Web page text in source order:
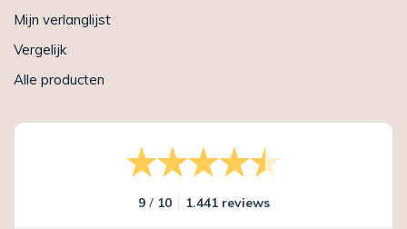
Mijn verlanglijst
Vergelijk
Alle producten
9 / 10 1.441 reviews